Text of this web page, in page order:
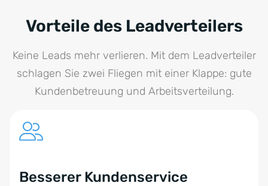
Vorteile des Leadverteilers
Keine Leads mehr verlieren. Mit dem Leadverteiler
schlagen Sie zwei Fliegen mit einer Klappe: gute
Kundenbetreuung und Arbeitsverteilung.
Besserer Kundenservice